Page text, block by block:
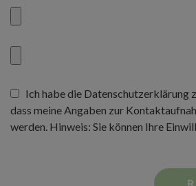
Ich habe die Datenschutzerklärung
dass meine Angaben zur
werden. Hinweis: Sie können Ihre